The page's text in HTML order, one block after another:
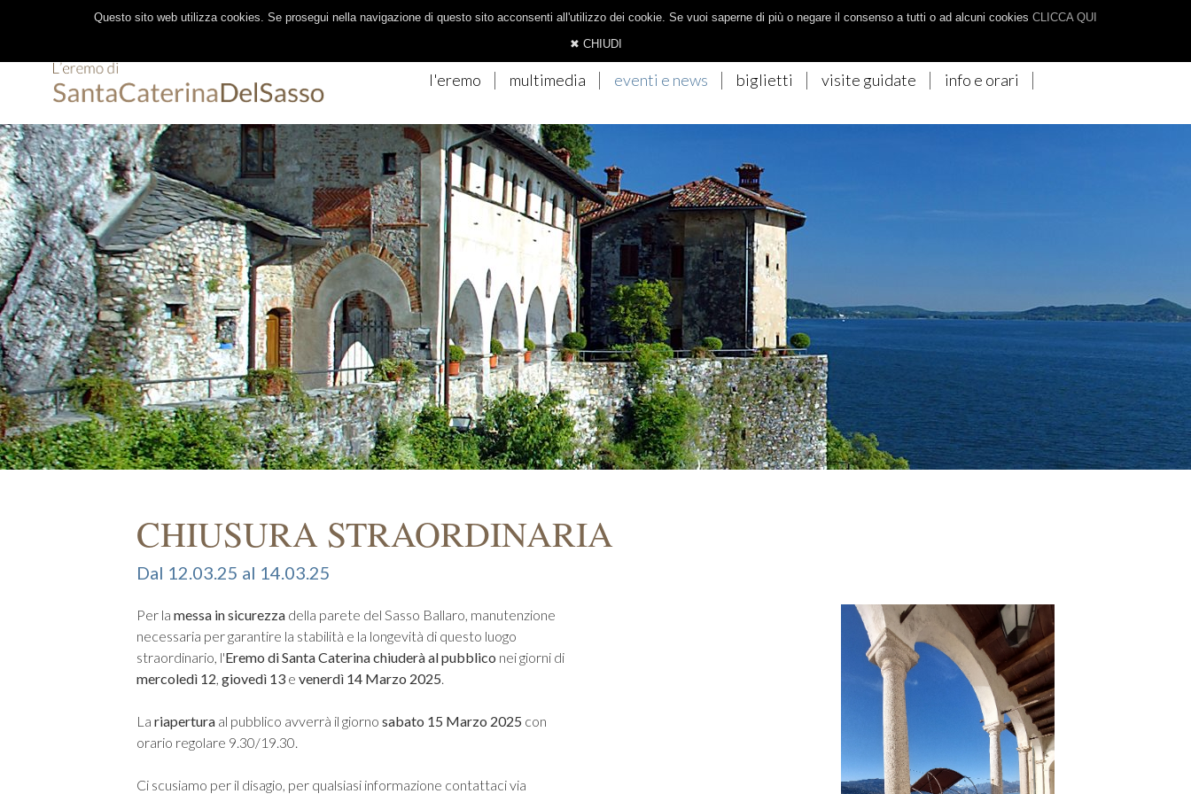
0332 647014 | 328 8377206 | INFO@EREMOSANTACATERINA.IT ITALIANO INGLESE TEDESCO
l'eremo multimedia eventi e news biglietti visite guidate info e orari
CHIUSURA STRAORDINARIA
Dal 12.03.25 al 14.03.25
Per la messa in sicurezza della parete del Sasso Ballaro, manutenzione
necessaria per garantire la stabilità e la longevità di questo luogo
straordinario, l'Eremo di Santa Caterina chiuderà al pubblico nei giorni di
mercoledì 12, giovedì 13 e venerdì 14 Marzo 2025.
La riapertura al pubblico avverrà il giorno sabato 15 Marzo 2025 con
orario regolare 9.30/19.30.
Ci scusiamo per il disagio, per qualsiasi informazione contattaci via
Questo sito web utilizza cookies. Se prosegui nella navigazione di questo sito acconsenti all'utilizzo dei cookie. Se vuoi saperne di più o negare il consenso a tutti o ad alcuni cookies CLICCA QUI
✖ CHIUDI